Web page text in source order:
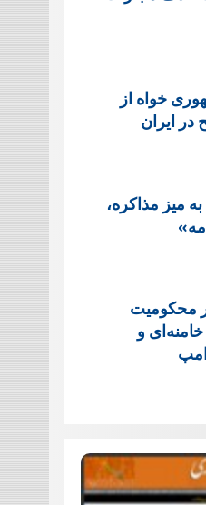
خواه از
در ایران
میز مذاکره،
محکومیت
و